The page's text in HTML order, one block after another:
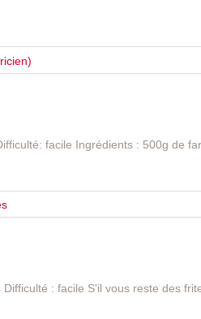
facile Ingrédients : 500g de
: facile S'il vous reste des